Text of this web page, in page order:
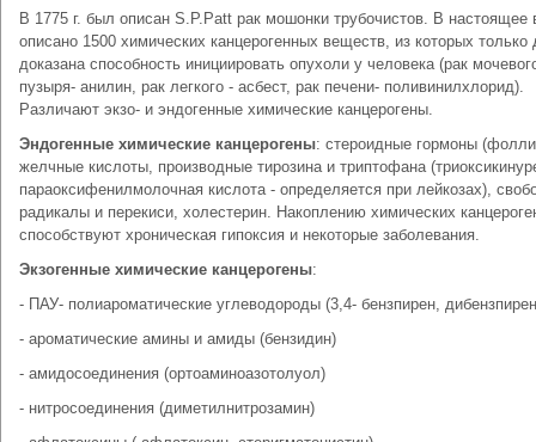
В 1775 г. был описан S.P.Patt рак мошонки трубочистов. В настоящее
описано 1500 химических канцерогенных веществ, из которых только
доказана способность инициировать опухоли у человека (рак
пузыря- анилин, рак легкого - асбест, рак печени- поливинилхлорид).
Различают экзо- и эндогенные химические канцерогены.
Эндогенные химические канцерогены: стероидные гормоны
желчные кислоты, производные тирозина и триптофана
параоксифенилмолочная кислота - определяется при лейкозах),
радикалы и перекиси, холестерин. Накоплению химических
способствуют хроническая гипоксия и некоторые заболевания.
Экзогенные химические канцерогены:
- ПАУ- полиароматические углеводороды (3,4- бензпирен,
- ароматические амины и амиды (бензидин)
- амидосоединения (ортоаминоазотолуол)
- нитросоединения (диметилнитрозамин)